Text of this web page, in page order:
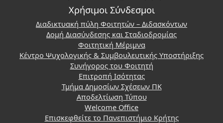
Χρήσιμοι Σύνδεσμοι
Διαδικτυακή πύλη Φοιτητών – Διδασκόντων
Δομή Διασύνδεσης και Σταδιοδρομίας
Φοιτητική Μέριμνα
Κέντρο Ψυχολογικής & Συμβουλευτικής Υποστήριξης
Συνήγορος του Φοιτητή
Επιτροπή Ισότητας
Τμήμα Δημοσίων Σχέσεων ΠΚ
Αποδελτίωση Τύπου
Welcome Office
Επισκεφθείτε το Πανεπιστήμιο Κρήτης